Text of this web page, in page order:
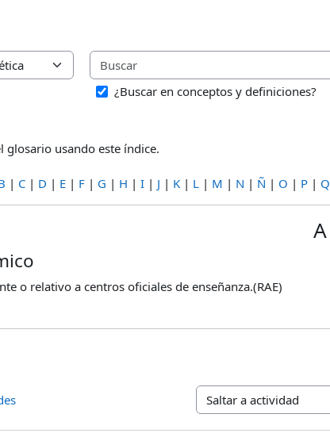
glosario usando este índice.
¿Buscar en conceptos y definiciones?
glosario usando este índice.
| C | D | E | F | G | H | I | J | K | L | M | N | Ñ | O | P | Q
A
o relativo a centros oficiales de enseñanza.(RAE)
Saltar a actividad